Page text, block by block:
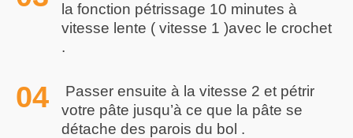
la fonction pétrissage 10 minutes à
vitesse lente ( vitesse 1 )avec le crochet
.
Passer ensuite à la vitesse 2 et pétrir
votre pâte jusqu’à ce que la pâte se
détache des parois du bol .